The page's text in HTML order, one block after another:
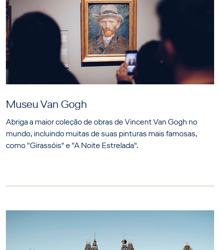
Museu Van Gogh
Abriga a maior coleção de obras de Vincent Van Gogh no
mundo, incluindo muitas de suas pinturas mais famosas,
como "Girassóis" e "A Noite Estrelada".